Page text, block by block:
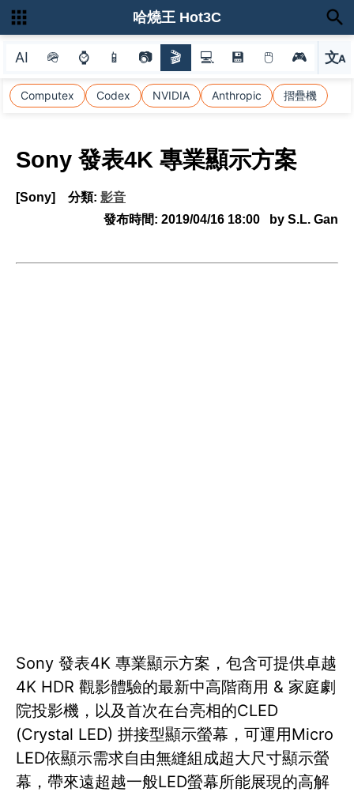
AI 🪖 ⌚ 📱 📷 🎬 💻 💾 🖱 🎮 文A
選
Computex Codex NVIDIA Anthropic 摺疊機
哈燒王 Hot3C
Sony 發表4K 專業顯示方案
[Sony] 分類: 影音
發布時間: 2019/04/16 18:00 by S.L. Gan
Sony 發表4K 專業顯示方案，包含可提供卓越
4K HDR 觀影體驗的最新中高階商用 & 家庭劇
院投影機，以及首次在台亮相的CLED
(Crystal LED) 拼接型顯示螢幕，可運用Micro
LED依顯示需求自由無縫組成超大尺寸顯示螢
幕，帶來遠超越一般LED螢幕所能展現的高解